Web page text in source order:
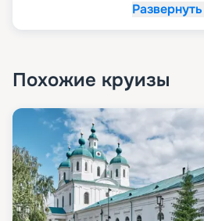
Развернуть
Похожие круизы